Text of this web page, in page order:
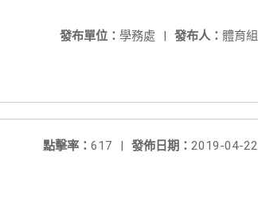
發布人： 體育組
發布單位： 學務處 |
發佈日期： 2019-04-22
點擊率： 617 |